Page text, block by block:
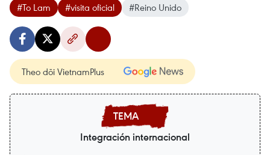
#To Lam #visita oficial #Reino Unido
Theo dõi VietnamPlus
Integración internacional